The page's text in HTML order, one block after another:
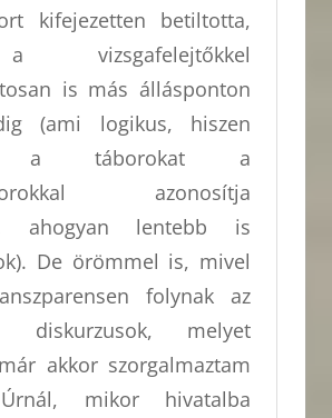
kifejezetten betiltotta,
is más állásponton
(ami logikus, hiszen
a táborokat a
azonosítja
ahogyan lentebb is
De örömmel is, mivel
folynak az
diskurzusok, melyet
akkor szorgalmaztam
mikor hivatalba